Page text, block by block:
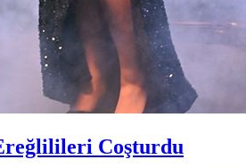
Coşturdu